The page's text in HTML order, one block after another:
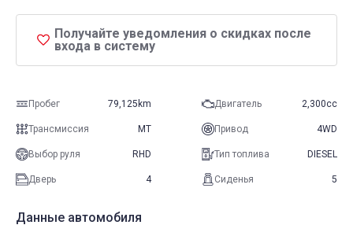
Получайте уведомления о скидках после
входа в систему
Пробег 79,125km Двигатель 2,300cc
Трансмиссия MT Привод 4WD
Выбор руля RHD Тип топлива DIESEL
Дверь 4 Сиденья 5
Данные автомобиля